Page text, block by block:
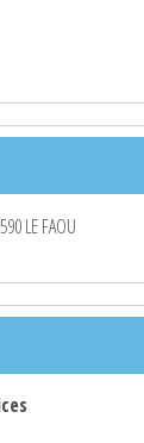
LE FAOU